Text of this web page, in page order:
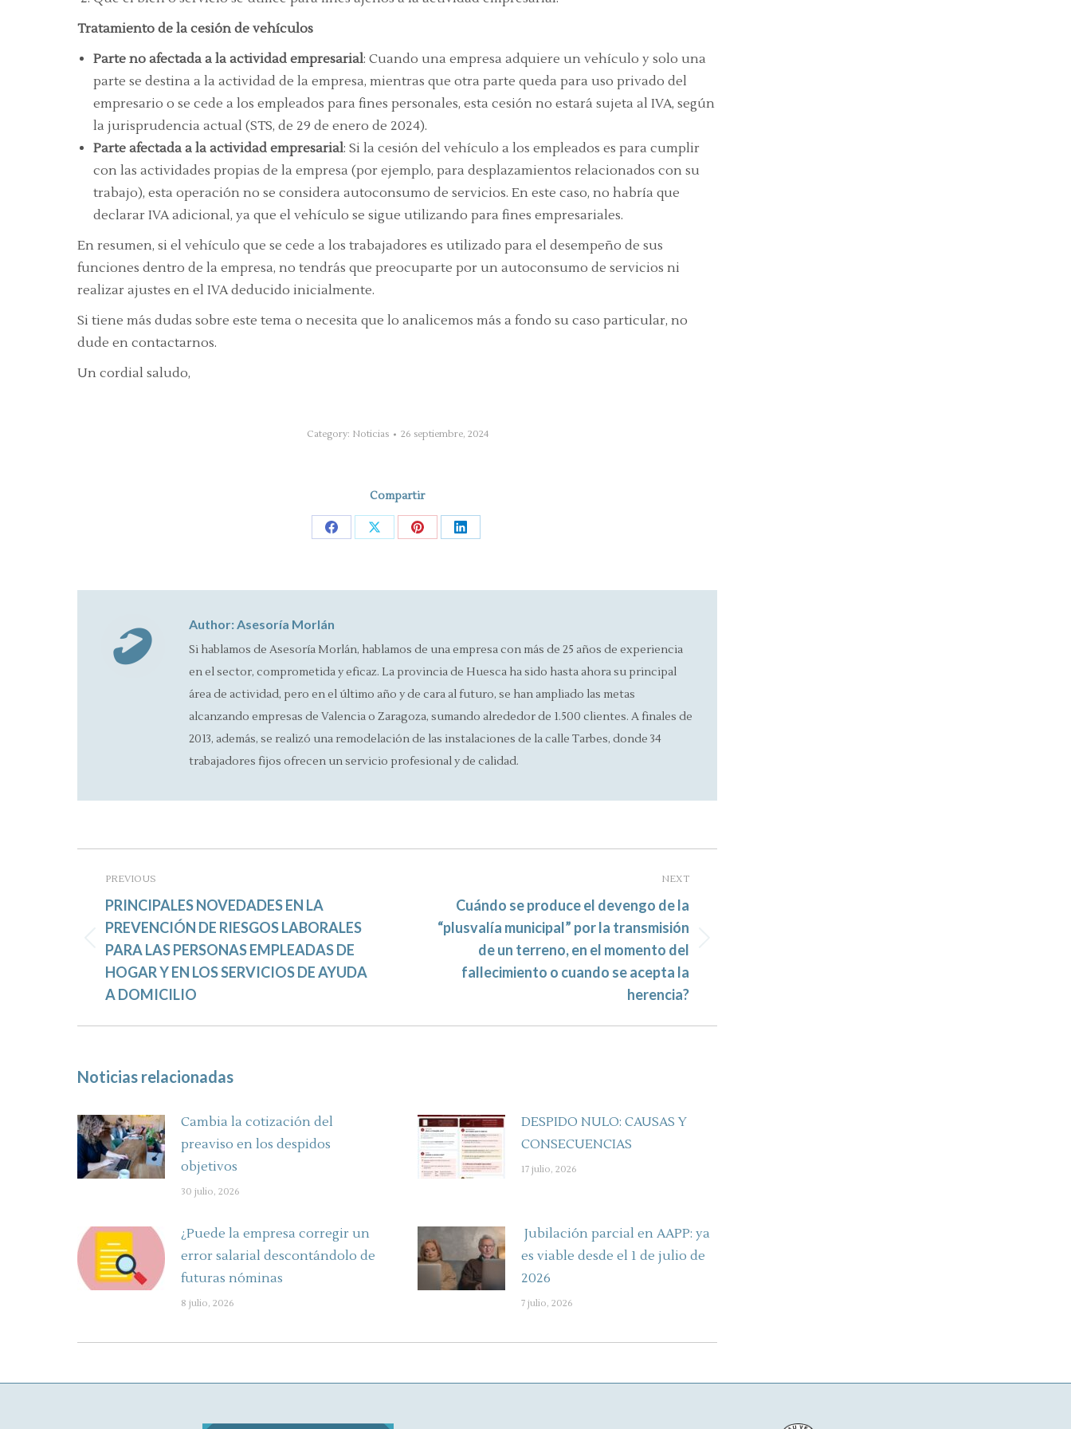
Tratamiento de la cesión de vehículos
Parte no afectada a la actividad empresarial: Cuando una empresa adquiere un vehículo y solo una
parte se destina a la actividad de la empresa, mientras que otra parte queda para uso privado del
empresario o se cede a los empleados para fines personales, esta cesión no estará sujeta al IVA, según
la jurisprudencia actual (STS, de 29 de enero de 2024).
Parte afectada a la actividad empresarial: Si la cesión del vehículo a los empleados es para cumplir
con las actividades propias de la empresa (por ejemplo, para desplazamientos relacionados con su
trabajo), esta operación no se considera autoconsumo de servicios. En este caso, no habría que
declarar IVA adicional, ya que el vehículo se sigue utilizando para fines empresariales.
En resumen, si el vehículo que se cede a los trabajadores es utilizado para el desempeño de sus
funciones dentro de la empresa, no tendrás que preocuparte por un autoconsumo de servicios ni
realizar ajustes en el IVA deducido inicialmente.
Si tiene más dudas sobre este tema o necesita que lo analicemos más a fondo su caso particular, no
dude en contactarnos.
Un cordial saludo,
Category: Noticias 26 septiembre, 2024
Compartir
Share Share Share Share
Author:Asesoría Morlán
Si hablamos de Asesoría Morlán, hablamos de una empresa con más de 25 años de experiencia
en el sector, comprometida y eficaz. La provincia de Huesca ha sido hasta ahora su principal
área de actividad, pero en el último año y de cara al futuro, se han ampliado las metas
alcanzando empresas de Valencia o Zaragoza, sumando alrededor de 1.500 clientes. A finales de
2013, además, se realizó una remodelación de las instalaciones de la calle Tarbes, donde 34
trabajadores fijos ofrecen un servicio profesional y de calidad.
navigation
PREVIOUS
Previous
post:
PRINCIPALES NOVEDADES EN LA
PREVENCIÓN DE RIESGOS LABORALES
PARA LAS PERSONAS EMPLEADAS DE
HOGAR Y EN LOS SERVICIOS DE AYUDA
A DOMICILIO
NEXT
Cuándo se produce el devengo de la
“plusvalía municipal” por la transmisión
de un terreno, en el momento del
fallecimiento o cuando se acepta la
herencia?
Noticias relacionadas
Cambia la cotización del
preaviso en los despidos
objetivos
30 julio, 2026
DESPIDO NULO: CAUSAS Y
CONSECUENCIAS
17 julio, 2026
¿Puede la empresa corregir un
error salarial descontándolo de
futuras nóminas
8 julio, 2026
Jubilación parcial en AAPP: ya
es viable desde el 1 de julio de
2026
7 julio, 2026